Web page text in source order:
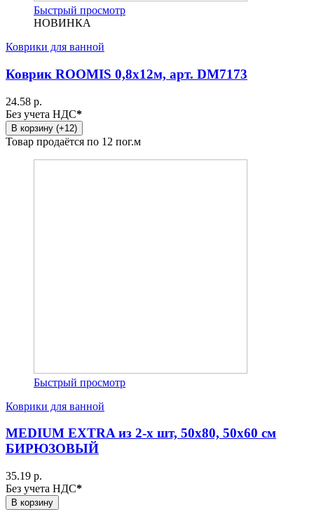
Быстрый просмотр
НОВИНКА
Коврики для ванной
Коврик ROOMIS 0,8x12м, арт. DM7173
24.58 р.
Без учета НДС*
В корзину (+12)
Товар продаётся по 12 пог.м
Быстрый просмотр
Коврики для ванной
MEDIUM EXTRA из 2-х шт, 50х80, 50х60 см
БИРЮЗОВЫЙ
35.19 р.
Без учета НДС*
В корзину